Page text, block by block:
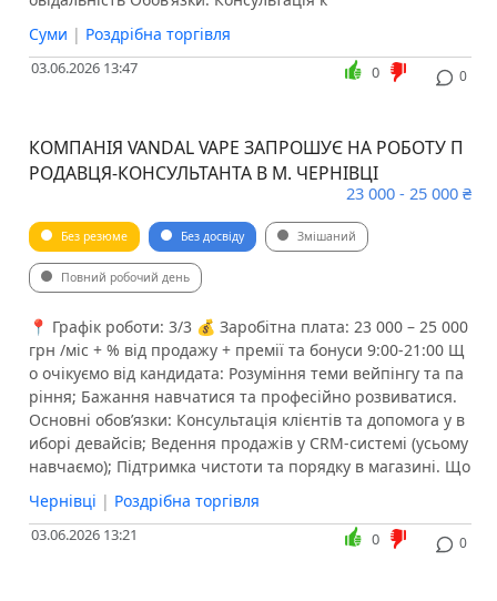
Суми | Роздрібна торгівля
03.06.2026 13:47 0
0
КОМПАНІЯ VANDAL VAPE ЗАПРОШУЄ НА РОБОТУ П
РОДАВЦЯ-КОНСУЛЬТАНТА В М. ЧЕРНІВЦІ
23 000 - 25 000 ₴
Без резюме Без досвіду Змішаний
Повний робочий день
📍 Графік роботи: 3/3 💰 Заробітна плата: 23 000 – 25 000
грн /міс + % від продажу + премії та бонуси 9:00-21:00 Щ
о очікуємо від кандидата: ️Розуміння теми вейпінгу та па
ріння; ️Бажання навчатися та професійно розвиватися.
Основні обов’язки: ️Консультація клієнтів та допомога у в
иборі девайсів; ️Ведення продажів у CRM-системі (усьому
навчаємо); ️Підтримка чистоти та порядку в магазині. Що
Чернівці | Роздрібна торгівля
03.06.2026 13:21 0
0